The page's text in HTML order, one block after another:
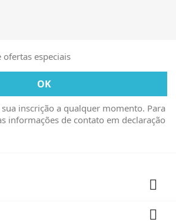
ofertas especiais
inscrição a qualquer momento. Para
informações de contato em declaração

